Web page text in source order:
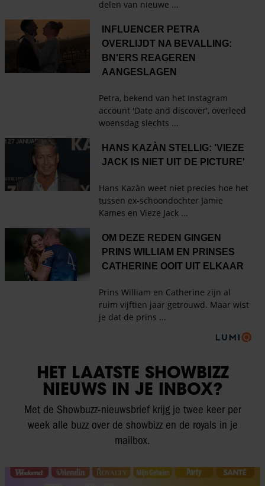
HET LAATSTE SHOWBIZZ
NIEUWS IN JE INBOX?
Met de Showbuzz-nieuwsbrief krijg je twee keer per
week alle buzz over de showbizz en de royals in je
mailbox.